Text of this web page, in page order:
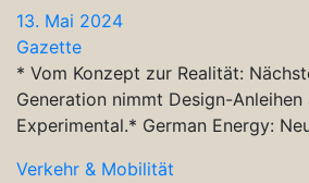
13. Mai 2024
Gazette
* Vom Konzept zur Realität:
Generation nimmt Design-Anleihen
Experimental.* German Energy:
Verkehr & Mobilität